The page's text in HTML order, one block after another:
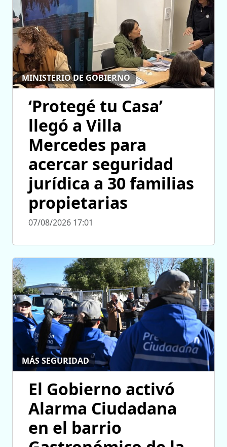
MINISTERIO DE GOBIERNO
‘Protegé tu Casa’
llegó a Villa
Mercedes para
acercar seguridad
jurídica a 30 familias
propietarias
07/08/2026 17:01
MÁS SEGURIDAD
El Gobierno activó
Alarma Ciudadana
en el barrio